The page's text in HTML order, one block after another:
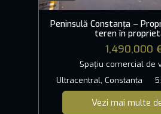
Peninsulă Constanța –
teren în
1,490,000
Spațiu comercial de
Ultracentral, Constanta
Vezi mai multe